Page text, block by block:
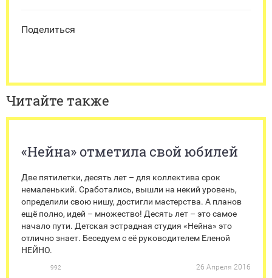
Поделиться
Читайте также
«Нейна» отметила свой юбилей
Две пятилетки, десять лет – для коллектива срок
немаленький. Сработались, вышли на некий уровень,
определили свою нишу, достигли мастерства. А планов
ещё полно, идей – множество! Десять лет – это самое
начало пути. Детская эстрадная студия «Нейна» это
отлично знает. Беседуем с её руководителем Еленой
НЕЙНО.
992 26 Апреля 2016